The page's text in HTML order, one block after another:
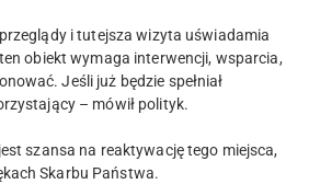
i tutejsza wizyta uświadamia
obiekt wymaga interwencji, wsparcia,
Jeśli już będzie spełniał
– mówił polityk.
szansa na reaktywację tego miejsca,
Skarbu Państwa.